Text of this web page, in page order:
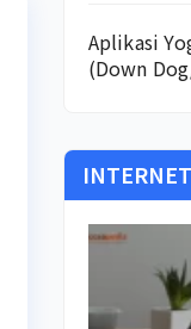
Aplikasi
(Down
INTERNET